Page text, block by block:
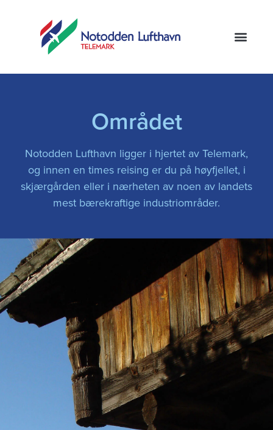
Området
Notodden Lufthavn ligger i hjertet av Telemark,
og innen en times reising er du på høyfjellet, i
skjærgården eller i nærheten av noen av landets
mest bærekraftige industriområder.